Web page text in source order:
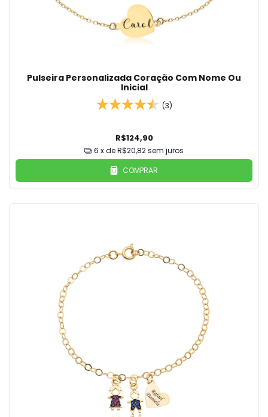
Pulseira Personalizada Coração Com Nome Ou
Inicial
(3)
R$124,90
6 x deR$20,82sem juros
COMPRAR